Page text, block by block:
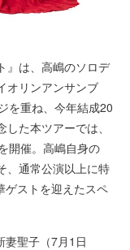
』は、高嶋のソロデ
オリンアンサンブ
を重ね、今年結成20
た本ツアーでは、
開催。高嶋自身の
、通常公演以上に特
ゲストを迎えたスペ
妻聖子（7月1日